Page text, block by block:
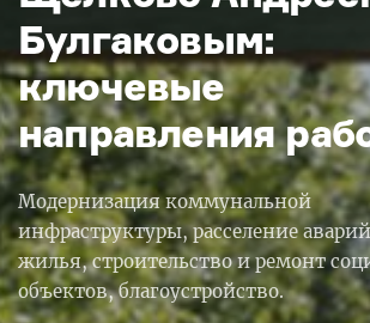
Булгаковым:
ключевые
направления
Модернизация коммунальной
инфраструктуры, расселение
жилья, строительство и ремонт
объектов, благоустройство.